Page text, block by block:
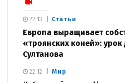
Статьи
Европа выращивает
«троянских коней»:
Султанова
22:13
Мир
22:12